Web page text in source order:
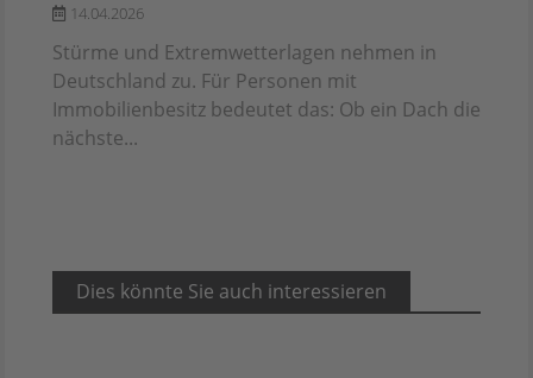
14.04.2026
Stürme und Extremwetterlagen nehmen in
Deutschland zu. Für Personen mit
Immobilienbesitz bedeutet das: Ob ein Dach die
nächste...
Dies könnte Sie auch interessieren